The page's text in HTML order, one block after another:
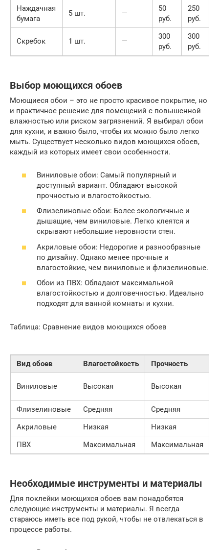
Наждачная
бумага
5 шт. —
50
руб.
250
руб.
Скребок 1 шт. —
300
руб.
300
руб.
Выбор моющихся обоев
Моющиеся обои – это не просто красивое покрытие, но
и практичное решение для помещений с повышенной
влажностью или риском загрязнений. Я выбирал обои
для кухни, и важно было, чтобы их можно было легко
мыть. Существует несколько видов моющихся обоев,
каждый из которых имеет свои особенности.
Виниловые обои: Самый популярный и
доступный вариант. Обладают высокой
прочностью и влагостойкостью.
Флизелиновые обои: Более экологичные и
дышащие, чем виниловые. Легко клеятся и
скрывают небольшие неровности стен.
Акриловые обои: Недорогие и разнообразные
по дизайну. Однако менее прочные и
влагостойкие, чем виниловые и флизелиновые.
Обои из ПВХ: Обладают максимальной
влагостойкостью и долговечностью. Идеально
подходят для ванной комнаты и кухни.
Таблица: Сравнение видов моющихся обоев
Вид обоев Влагостойкость Прочность
Виниловые Высокая Высокая
Флизелиновые Средняя Средняя
Акриловые
Низкая Низкая
ПВХ
Максимальная Максимальная
Необходимые инструменты и материалы
Для поклейки моющихся обоев вам понадобятся
следующие инструменты и материалы. Я всегда
стараюсь иметь все под рукой, чтобы не отвлекаться в
процессе работы.